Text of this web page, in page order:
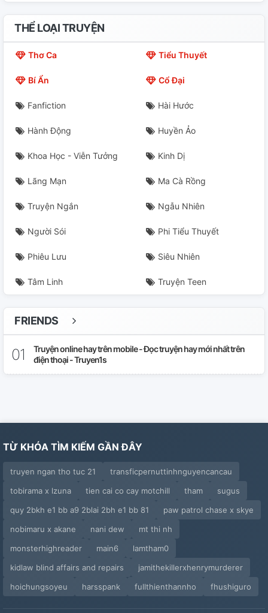
THỂ LOẠI TRUYỆN
Thơ Ca Tiểu Thuyết
Bí Ẩn Cổ Đại
Fanfiction Hài Hước
Hành Động Huyền Ảo
Khoa Học - Viễn Tưởng Kinh Dị
Lãng Mạn Ma Cà Rồng
Truyện Ngắn Ngẫu Nhiên
Người Sói Phi Tiểu Thuyết
Phiêu Lưu Siêu Nhiên
Tâm Linh Truyện Teen
FRIENDS
Truyện online hay trên mobile - Đọc truyện hay mới nhất trên
điện thoại - Truyen1s
TỪ KHÓA TÌM KIẾM GẦN ĐÂY
truyen ngan tho tuc 21
transficpernuttinhnguyencancau
tobirama x lzuna
tien cai co cay motchill tham
sugus
quy 2bkh e1 bb a9 2blai 2bh e1 bb 81
paw patrol chase x skye
nobimaru x akane
nani dew
mt thi nh
monsterhighreader
main6
lamtham0
kidlaw blind affairs and repairs
jamithekillerxhenrymurderer
hoichungsoyeu
harsspank fullthienthannho fhushiguro